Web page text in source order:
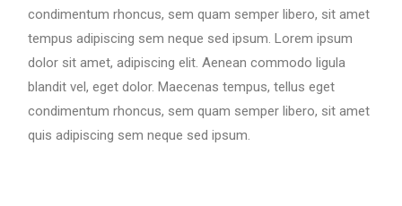
condimentum rhoncus, sem quam semper libero, sit amet
tempus adipiscing sem neque sed ipsum. Lorem ipsum
dolor sit amet, adipiscing elit. Aenean commodo ligula
blandit vel, eget dolor. Maecenas tempus, tellus eget
condimentum rhoncus, sem quam semper libero, sit amet
quis adipiscing sem neque sed ipsum.